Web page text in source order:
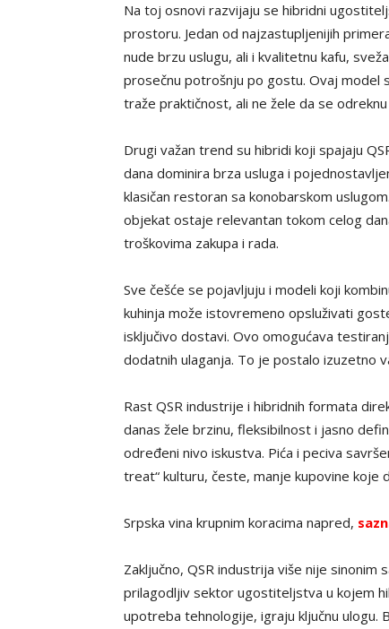
Na toj osnovi razvijaju se hibridni
prostoru. Jedan od najzastupljenijih
nude brzu uslugu, ali i kvalitetnu kafu,
prosečnu potrošnju po gostu. Ovaj model
traže praktičnost, ali ne žele da se
Drugi važan trend su hibridi koji spajaju
dana dominira brza usluga i
klasičan restoran sa konobarskom
objekat ostaje relevantan tokom celog
troškovima zakupa i rada.
Sve češće se pojavljuju i modeli koji
kuhinja može istovremeno opsluživati
isključivo dostavi. Ovo omogućava
dodatnih ulaganja. To je postalo izuzetno
Rast QSR industrije i hibridnih formata
danas žele brzinu, fleksibilnost i jasno
određeni nivo iskustva. Pića i peciva
treat“ kulturu, česte, manje kupovine koje
Srpska vina krupnim koracima napred,
Zaključno, QSR industrija više nije sinonim
prilagodljiv sektor ugostiteljstva u kojem
upotreba tehnologije, igraju ključnu ulogu.